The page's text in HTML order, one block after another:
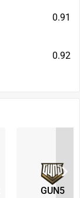
0.91
0.92
GUN5